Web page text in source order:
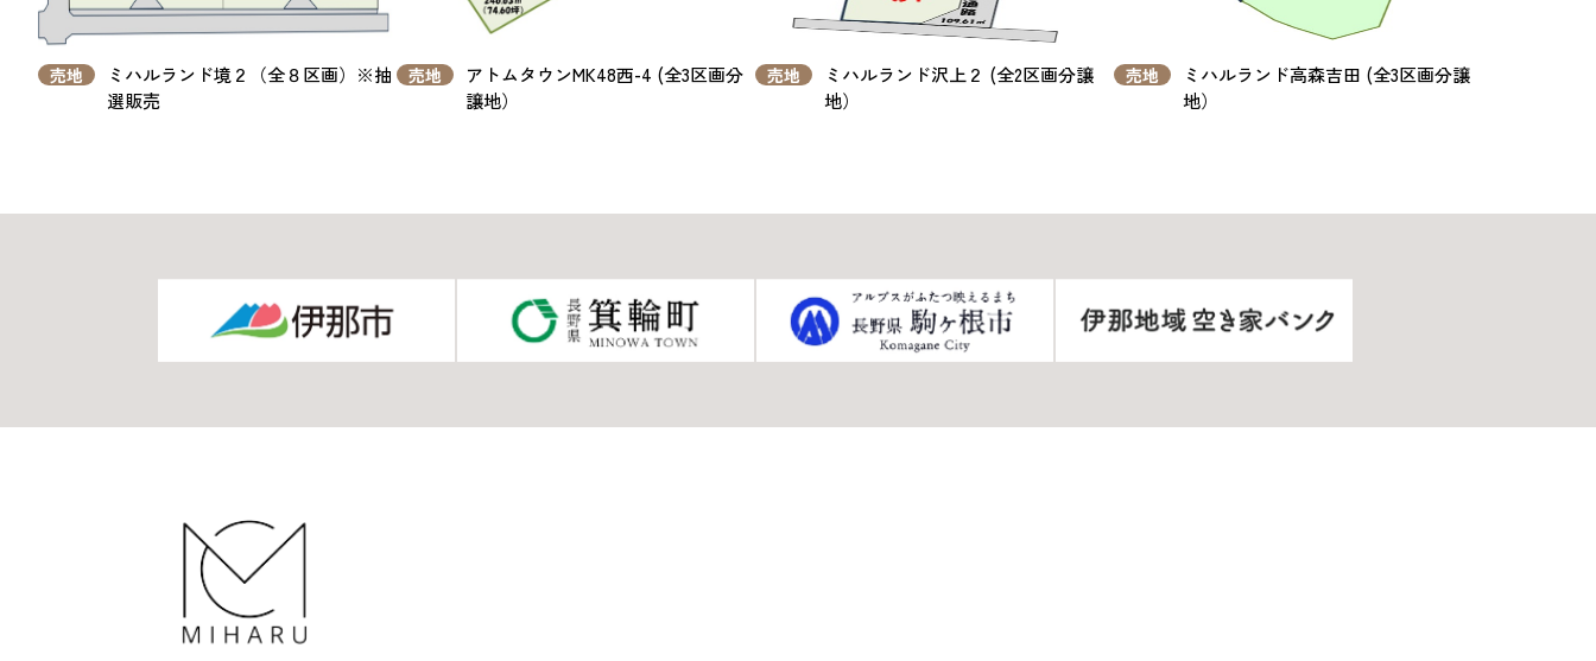
売地
ミハルランド境２（全８区画）※抽
選販売
売地
アトムタウンMK48西-4 (全3区画分
譲地）
売地
ミハルランド沢上２ (全2区画分譲
地）
売地
ミハルランド高森吉田 (全3区画分譲
地）